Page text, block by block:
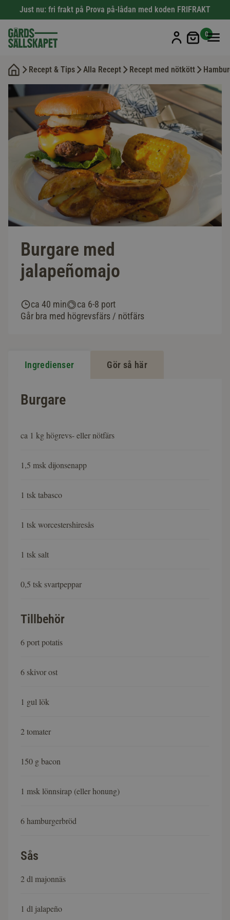
Just nu: fri frakt på Prova på-lådan med koden FRIFRAKT
Min
0
Recept & Tips Alla Recept Recept med nötkött
Burgare med
jalapeñomajo
ca 40 min
ca 6-8 port
Går bra med högrevsfärs / nötfärs
Ingredienser Gör så här
Burgare
ca 1 kg högrevs- eller nötfärs
1,5 msk dijonsenapp
1 tsk tabasco
1 tsk worcestershiresås
1 tsk salt
0,5 tsk svartpeppar
Tillbehör
6 port potatis
6 skivor ost
1 gul lök
2 tomater
150 g bacon
1 msk lönnsirap (eller honung)
6 hamburgerbröd
Sås
2 dl majonnäs
1 dl jalapeño